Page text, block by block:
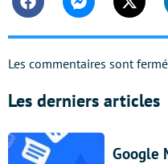
FacebookMessengerTwitter
Les commentaires sont
Les derniers articles
Google